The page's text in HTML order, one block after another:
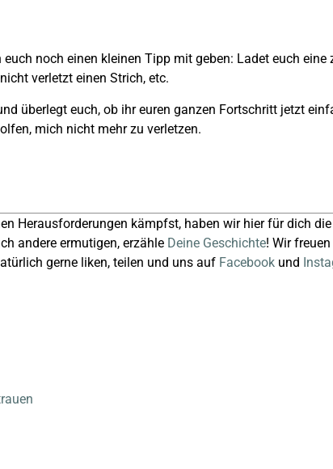
noch einen kleinen Tipp mit geben: Ladet euch eine
verletzt einen Strich, etc.
überlegt euch, ob ihr euren ganzen Fortschritt jetzt
mich nicht mehr zu verletzen.
Herausforderungen kämpfst, haben wir hier für dich die
andere ermutigen, erzähle Deine Geschichte! Wir
gerne liken, teilen und uns auf Facebook und